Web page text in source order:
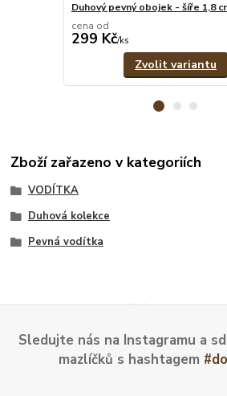
Duhový pevný obojek - šíře 1,8
cena od
299 Kč/ks
Zvolit variantu
Zboží zařazeno v kategoriích
VODÍTKA
Duhová kolekce
Pevná vodítka
Sledujte nás na Instagramu a
mazlíčků s hashtagem